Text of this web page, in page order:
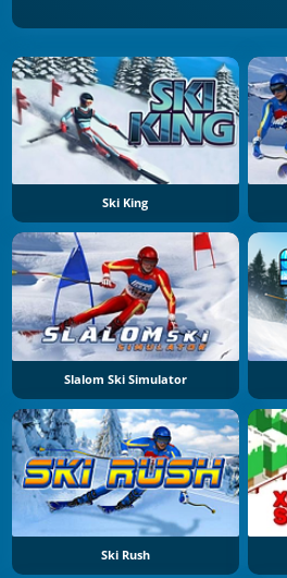
Ski King
Slalom Ski Simulator
Ski Rush